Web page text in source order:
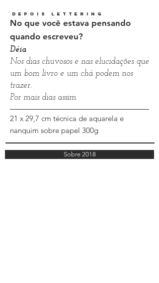
Nos dias chuvosos e nas elucidações que
um bom livro e um chá podem nos
trazer.
Por mais dias assim.
Déia
No que você estava pensando
quando escreveu?
depois lettering
21 x 29,7 cm técnica de aquarela e
nanquim sobre papel 300g
Sobre 2018